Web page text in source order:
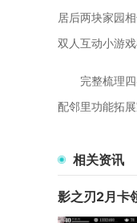
居后两块家园
双人互动小游
完整梳理
配邻里功能拓
相关资讯
影之刃2月卡